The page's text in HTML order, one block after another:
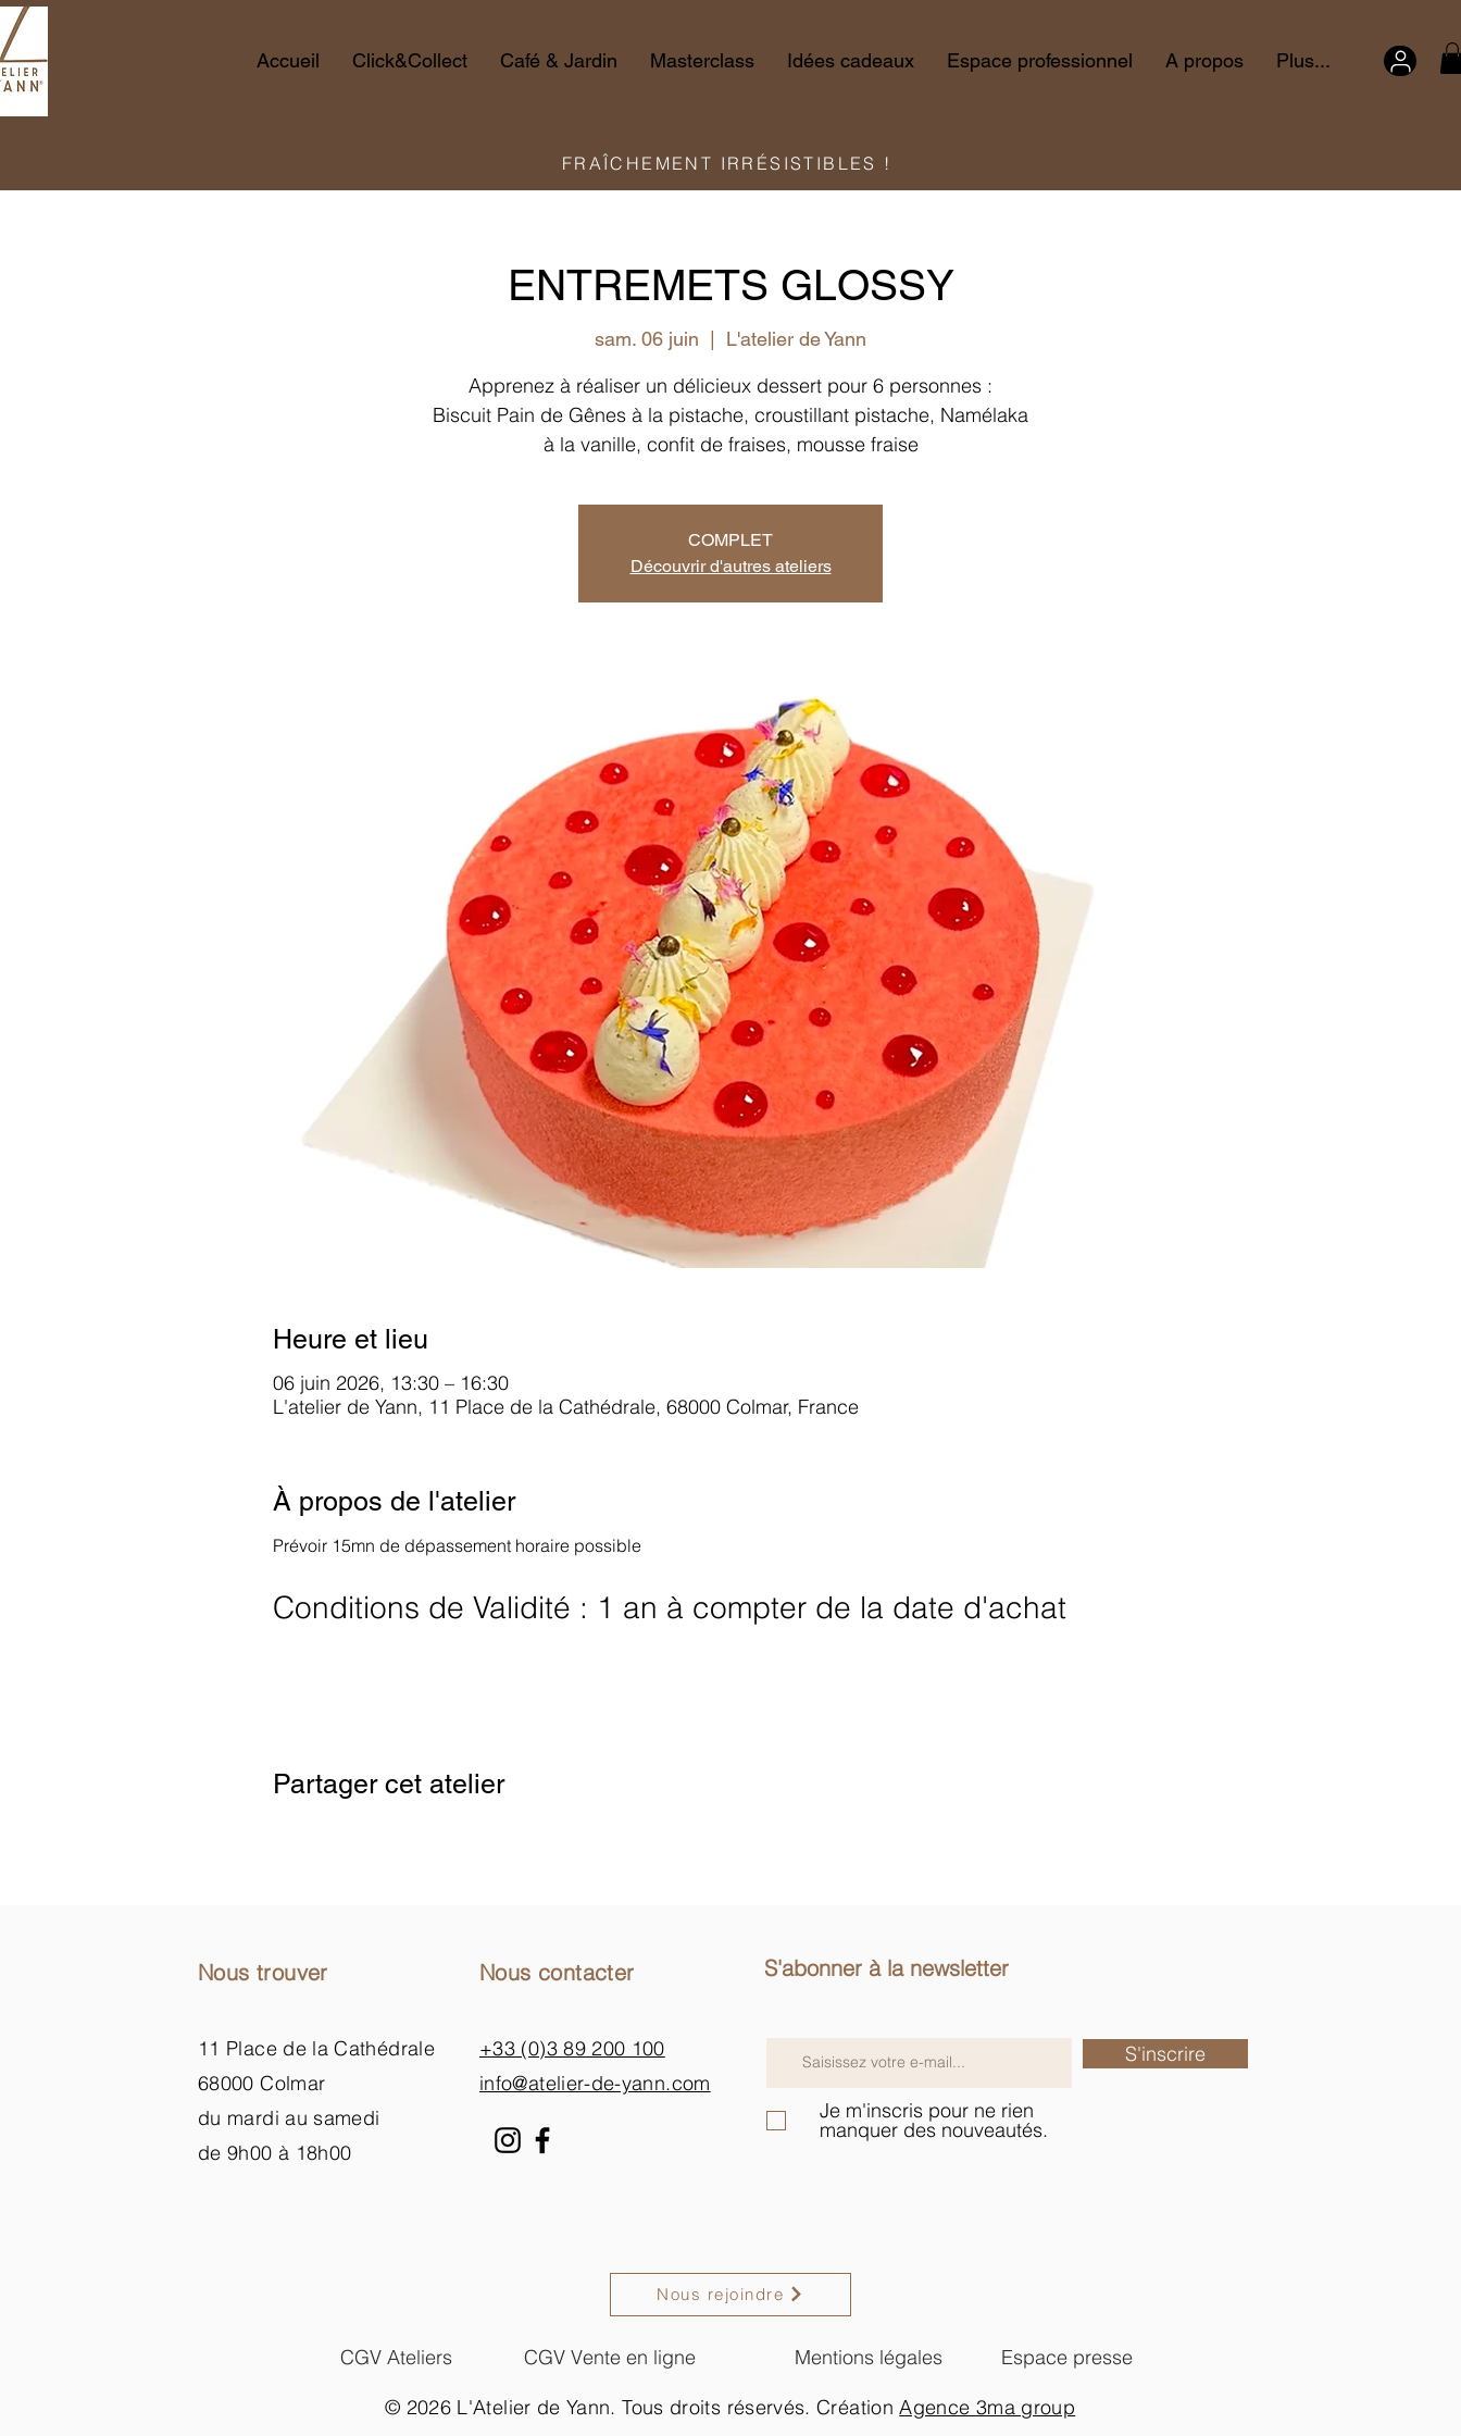
Accueil Click&Collect Café & Jardin Masterclass Idées cadeaux Espace professionnel A propos Plus...
FRAÎCHEMENT IRRÉSISTIBLES !
ENTREMETS GLOSSY
sam. 06 juin L'atelier de Yann
Apprenez à réaliser un délicieux dessert pour 6 personnes :
Biscuit Pain de Gênes à la pistache, croustillant pistache, Namélaka
à la vanille, confit de fraises, mousse fraise
COMPLET
Découvrir d'autres ateliers
Heure et lieu
06 juin 2026, 13:30 – 16:30
L'atelier de Yann, 11 Place de la Cathédrale, 68000 Colmar, France
À propos de l'atelier
Prévoir 15mn de dépassement horaire possible
Conditions de Validité : 1 an à compter de la date d'achat
Partager cet atelier
Nous trouver
11 Place de la Cathédrale
68000 Colmar
du mardi au samedi
de 9h00 à 18h00
Nous contacter
+33 (0)3 89 200 100​
info@atelier-de-yann.com
S'abonner à la newsletter
S'inscrire
Je m'inscris pour ne rien
manquer des nouveautés.
Nous rejoindre
CGV Ateliers CGV Vente en ligne Mentions légales
Espace presse
© 2026 L'Atelier de Yann. Tous droits réservés. CréationAgence 3ma group